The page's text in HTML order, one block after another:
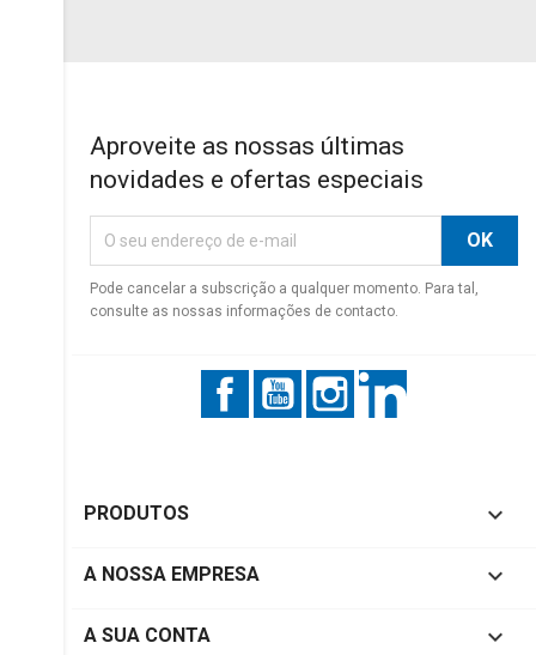
Aproveite as nossas últimas
novidades e ofertas especiais
Pode cancelar a subscrição a qualquer momento. Para tal,
consulte as nossas informações de contacto.
FacebookYouTubeInstagram
PRODUTOS 
A NOSSA EMPRESA 
A SUA CONTA 